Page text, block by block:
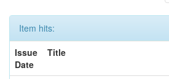
Item hits:
Issue
Date
Title